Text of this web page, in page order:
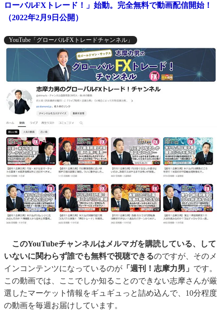
ローバルFXトレード！」始動。完全無料で動画配信開始！
（2022年2月9日公開）
YouTube「グローバルFXトレードチャンネル」
このYouTubeチャンネルはメルマガを購読している、して
いないに関わらず誰でも無料で視聴できるのですが、そのメ
インコンテンツになっているのが 「週刊！志摩力男」 です。
この動画では、ここでしか知ることのできない志摩さんが厳
選したマーケット情報をギュギュっと詰め込んで、10分程度
の動画を毎週お届けしています。